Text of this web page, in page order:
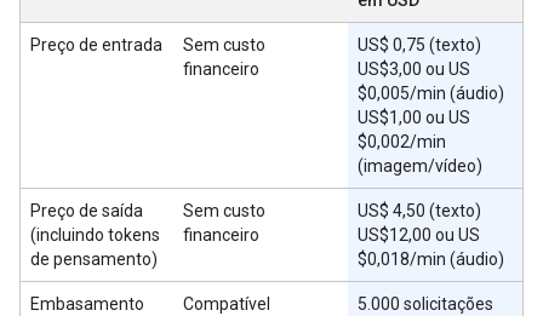
Preço de entrada
Sem custo
financeiro
US$ 0,75 (texto)
US$3,00 ou US
$0,005/min (áudio)
US$1,00 ou US
$0,002/min
(imagem/vídeo)
Preço de saída
(incluindo tokens
de pensamento)
Sem custo
financeiro
US$ 4,50 (texto)
US$12,00 ou US
$0,018/min (áudio)
Embasamento
Compatível
5.000 solicitações